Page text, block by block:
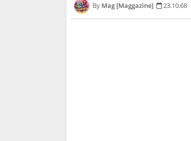
Mag [Maggazine] 23.10.68